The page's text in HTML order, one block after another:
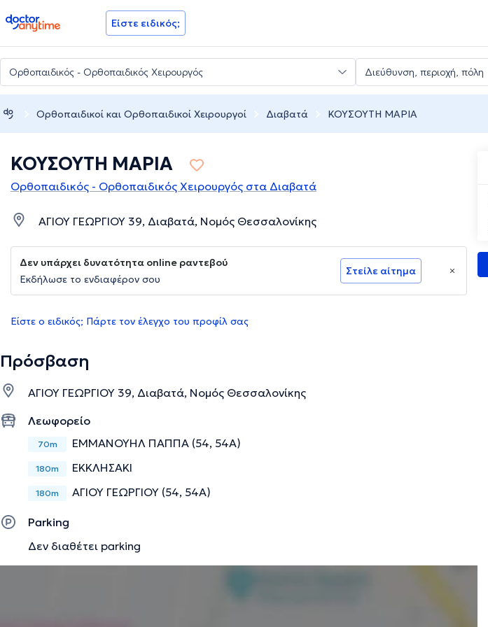
doctoranytime Είστε ειδικός;
Ορθοπαιδικοί και Ορθοπαιδικοί Χειρουργοί Διαβατά ΚΟΥΣΟΥΤΗ ΜΑΡΙΑ
ΚΟΥΣΟΥΤΗ ΜΑΡΙΑ
Ορθοπαιδικός - Ορθοπαιδικός Χειρουργός στα Διαβατά
ΑΓΙΟΥ ΓΕΩΡΓΙΟΥ 39, Διαβατά, Νομός Θεσσαλονίκης
Δεν υπάρχει δυνατότητα online ραντεβού
Εκδήλωσε το ενδιαφέρον σου
Στείλε αίτημα
Είστε ο ειδικός; Πάρτε τον έλεγχο του προφίλ σας
Πρόσβαση
ΑΓΙΟΥ ΓΕΩΡΓΙΟΥ 39, Διαβατά, Νομός Θεσσαλονίκης
Λεωφορείο
70m ΕΜΜΑΝΟΥΗΛ ΠΑΠΠΑ (54, 54Α)
180m ΕΚΚΛΗΣΑΚΙ
180m ΑΓΙΟΥ ΓΕΩΡΓΙΟΥ (54, 54Α)
Parking
Δεν διαθέτει parking